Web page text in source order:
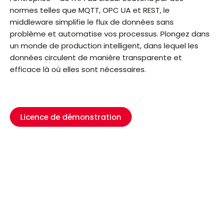
normes telles que MQTT, OPC UA et REST, le
middleware simplifie le flux de données sans
problème et automatise vos processus. Plongez dans
un monde de production intelligent, dans lequel les
données circulent de manière transparente et
efficace là où elles sont nécessaires.
Licence de démonstration